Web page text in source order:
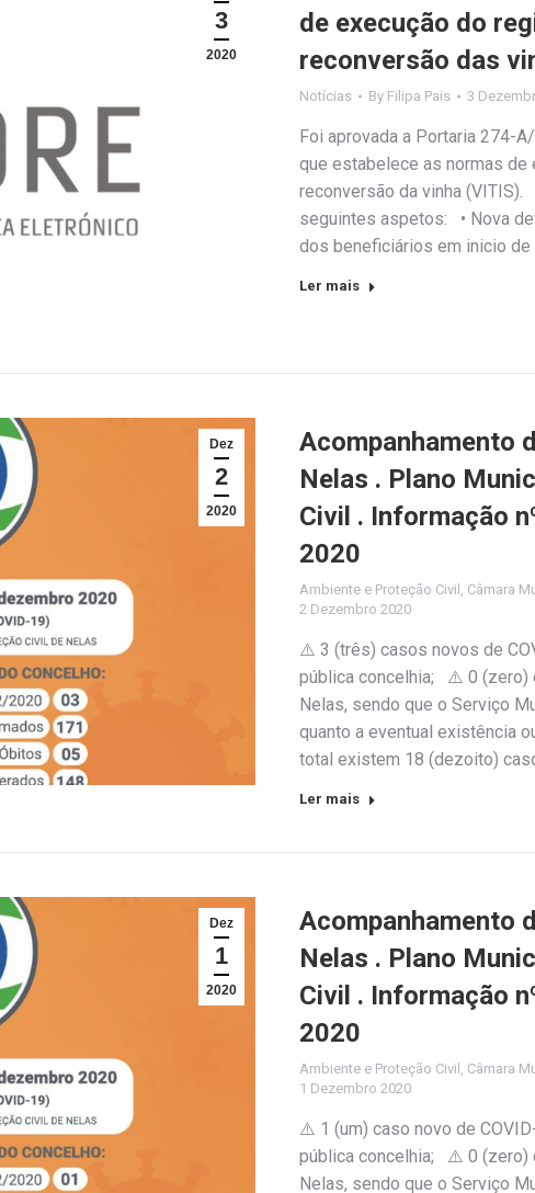
3
2020
de execução do
reconversão das
Notícias By Filipa Pais 3
Foi aprovada a Portaria 274-
que estabelece as normas de
reconversão da vinha
seguintes aspetos: • Nova
dos beneficiários em inicio de
Ler mais
Dez
2
2020
Acompanhamento
Nelas . Plano
Civil . Informação
2020
Ambiente e Proteção Civil , Câmara
2 Dezembro 2020
⚠️ 3 (três) casos novos de
pública concelhia; ⚠️ 0 (zero)
Nelas, sendo que o Serviço
quanto a eventual existência
total existem 18 (dezoito)
Ler mais
Dez
1
2020
Acompanhamento
Nelas . Plano
Civil . Informação
2020
Ambiente e Proteção Civil , Câmara
1 Dezembro 2020
⚠️ 1 (um) caso novo de
pública concelhia; ⚠️ 0 (zero)
Nelas, sendo que o Serviço